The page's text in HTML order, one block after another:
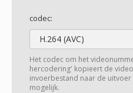
codec:
H.264 (AVC)
Het codec om het
hercodering' kopieert de
invoerbestand naar de
mogelijk.